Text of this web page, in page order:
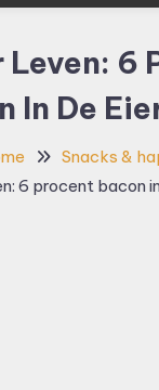
Leven: 6
In De
Snacks &
6 procent bacon